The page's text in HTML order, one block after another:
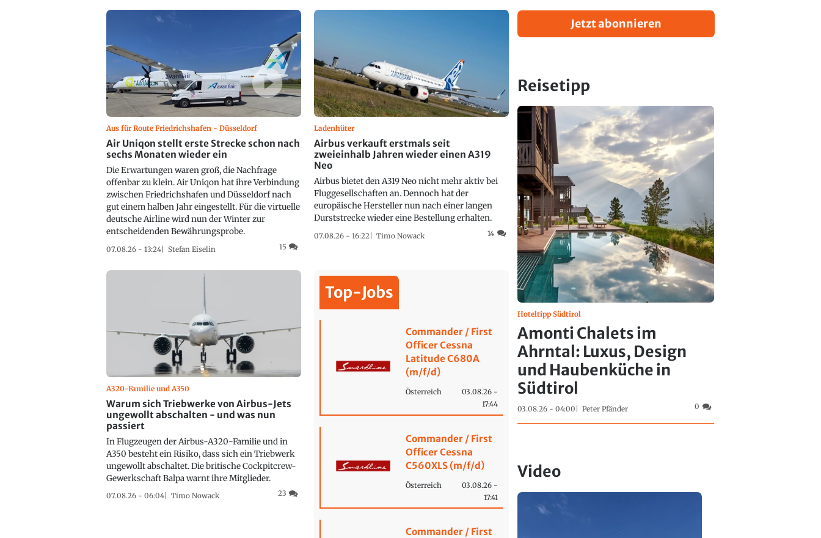
Aus für Route Friedrichshafen - Düsseldorf
Air Uniqon stellt erste Strecke schon nach
sechs Monaten wieder ein
Die Erwartungen waren groß, die Nachfrage
offenbar zu klein. Air Uniqon hat ihre Verbindung
zwischen Friedrichshafen und Düsseldorf nach
gut einem halben Jahr eingestellt. Für die virtuelle
deutsche Airline wird nun der Winter zur
entscheidenden Bewährungsprobe.
07.08.26 - 13:24 Stefan Eiselin 15
Ladenhüter
Airbus verkauft erstmals seit
zweieinhalb Jahren wieder einen A319
Neo
Airbus bietet den A319 Neo nicht mehr aktiv bei
Fluggesellschaften an. Dennoch hat der
europäische Hersteller nun nach einer langen
Durststrecke wieder eine Bestellung erhalten.
07.08.26 - 16:22 Timo Nowack 14
A320-Familie und A350
Warum sich Triebwerke von Airbus-Jets
ungewollt abschalten - und was nun
passiert
In Flugzeugen der Airbus-A320-Familie und in
A350 besteht ein Risiko, dass sich ein Triebwerk
ungewollt abschaltet. Die britische Cockpitcrew-
Gewerkschaft Balpa warnt ihre Mitglieder.
07.08.26 - 06:04 Timo Nowack 23
Top-Jobs
Commander / First
Officer Cessna
Latitude C680A
(m/f/d)
Österreich
03.08.26 -
17:44
Commander / First
Officer Cessna
C560XLS (m/f/d)
Österreich
03.08.26 -
17:41
Commander / First
Jetzt abonnieren
Reisetipp
Hoteltipp Südtirol
Amonti Chalets im
Ahrntal: Luxus, Design
und Haubenküche in
Südtirol
03.08.26 - 04:00 Peter Pfänder 0
Video